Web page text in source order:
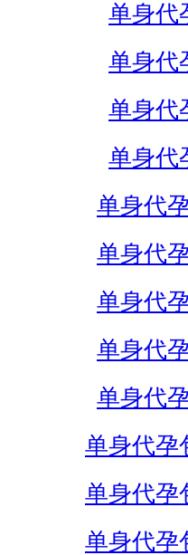
单身代
单身代
单身代
单身代
单身代
单身代
单身代
单身代
单身代
单身代孕
单身代孕
单身代孕